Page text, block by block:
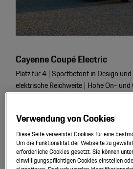
CayenneCoupé Electric
Platz für 4 | Sportbetont in Design
elektrische Reichweite | Hohe On-
Zu den Cayenne Coupé Electric
Verwendung von Cookies
Diese Seite verwendet Cookies für eine
Um die Funktionalität der Webseite zu
erforderliche Cookies gesetzt. Sie können
einwilligungspflichtigen Cookies einstellen